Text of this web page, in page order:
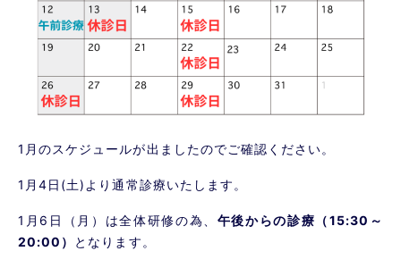
1月のスケジュールが出ましたのでご確認ください。
1月4日(土)より通常診療いたします。
1月6日（月）は全体研修の為、 午後からの診療（15:30～
20:00） となります。